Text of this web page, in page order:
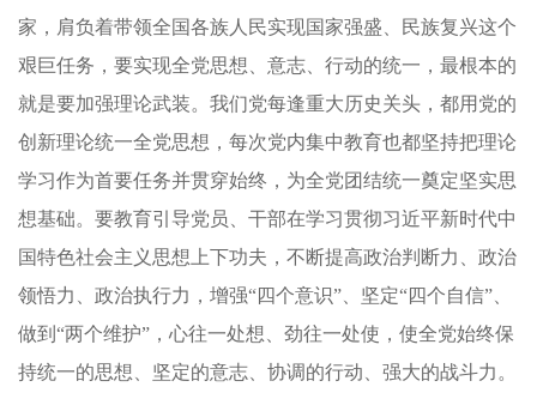
家，肩负着带领全国各族人民实现国家强盛、民族复兴这个
艰巨任务，要实现全党思想、意志、行动的统一，最根本的
就是要加强理论武装。我们党每逢重大历史关头，都用党的
创新理论统一全党思想，每次党内集中教育也都坚持把理论
学习作为首要任务并贯穿始终，为全党团结统一奠定坚实思
想基础。要教育引导党员、干部在学习贯彻习近平新时代中
国特色社会主义思想上下功夫，不断提高政治判断力、政治
领悟力、政治执行力，增强“四个意识”、坚定“四个自信”、
做到“两个维护”，心往一处想、劲往一处使，使全党始终保
持统一的思想、坚定的意志、协调的行动、强大的战斗力。